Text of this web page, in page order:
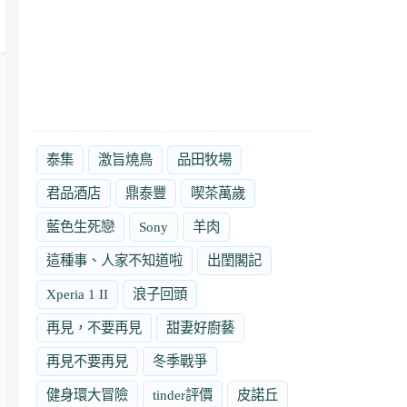
泰集 激旨燒鳥 品田牧場
君品酒店 鼎泰豐 喫茶萬歲
藍色生死戀 Sony 羊肉
這種事、人家不知道啦 出閨閣記
Xperia 1 II 浪子回頭
再見，不要再見 甜妻好廚藝
再見不要再見 冬季戰爭
健身環大冒險 tinder評價 皮諾丘